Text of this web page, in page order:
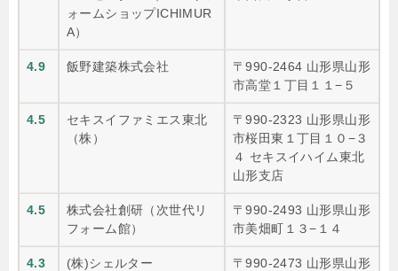
ォームショップICHIMUR
A）
4.9 飯野建築株式会社
〒990-2464 山形県山形
市高堂１丁目１１−５
4.5
セキスイファミエス東北
（株）
〒990-2323 山形県山形
市桜田東１丁目１０−３
４ セキスイハイム東北
山形支店
4.5
株式会社創研（次世代リ
フォーム館）
〒990-2493 山形県山形
市美畑町１３−１４
4.3 (株)シェルター
〒990-2473 山形県山形